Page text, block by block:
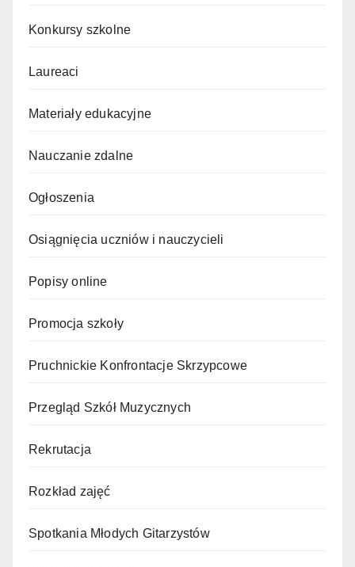
Konkursy szkolne
Laureaci
Materiały edukacyjne
Nauczanie zdalne
Ogłoszenia
Osiągnięcia uczniów i nauczycieli
Popisy online
Promocja szkoły
Pruchnickie Konfrontacje Skrzypcowe
Przegląd Szkół Muzycznych
Rekrutacja
Rozkład zajęć
Spotkania Młodych Gitarzystów